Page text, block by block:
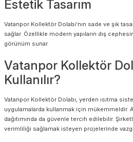
Estetik Tasarım
Vatanpor Kollektör Dolabı'nın sade ve şık
sağlar. Özellikle modern yapıların dış
görünüm sunar.
Vatanpor Kollektör
Kullanılır?
Vatanpor Kollektör Dolabı, yerden ısıtma
uygulamalarda kullanmak için mükemmeldir.
dağıtımında da güvenle tercih edilebilir.
verimliliği sağlamak isteyen projelerinde